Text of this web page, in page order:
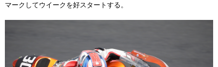
マークしてウイークを好スタートする。